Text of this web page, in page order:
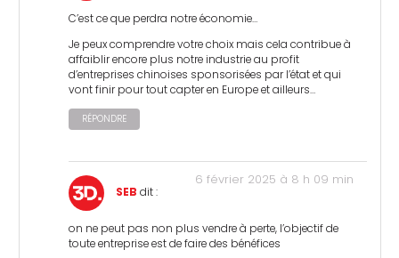
C’est ce que perdra notre économie…
Je peux comprendre votre choix mais cela contribue à
affaiblir encore plus notre industrie au profit
d’entreprises chinoises sponsorisées par l’état et qui
vont finir pour tout capter en Europe et ailleurs…
RÉPONDRE
SEB dit :
6 février 2025 à 8 h 09 min
on ne peut pas non plus vendre à perte, l’objectif de
toute entreprise est de faire des bénéfices